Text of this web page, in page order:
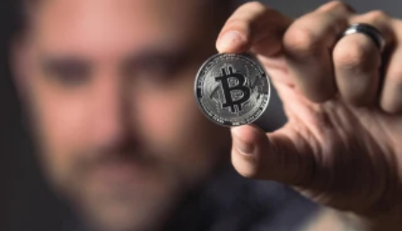
TELEFONSZÁM
ELOLVASOM